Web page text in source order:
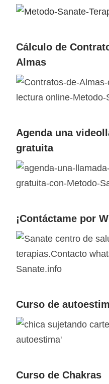
Cálculo de
Almas
Agenda una
gratuita
¡Contáctame por
Curso de
Curso de Chakras